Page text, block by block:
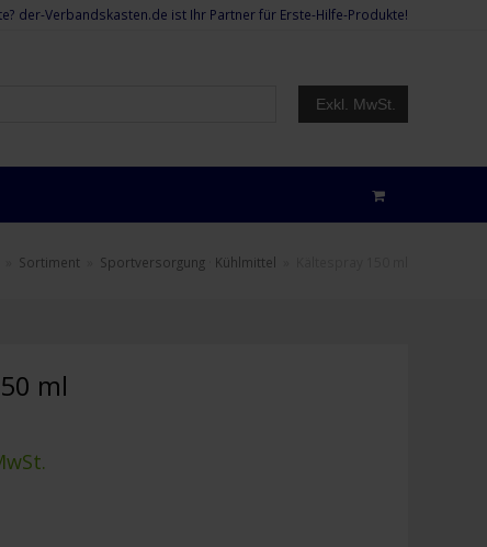
der-Verbandskasten.de ist Ihr Partner für Erste-Hilfe-Produkte!
Exkl. MwSt.
Sortiment Sportversorgung Kühlmittel
ml